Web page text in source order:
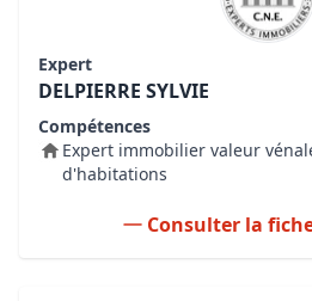
Expert
DELPIERRE SYLVIE
Compétences
Expert immobilier valeur
d'habitations
Consulter la